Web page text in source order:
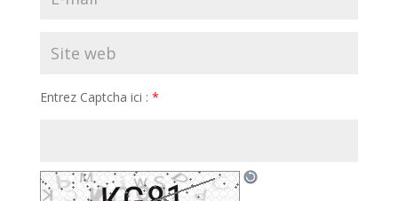
Entrez Captcha ici : *